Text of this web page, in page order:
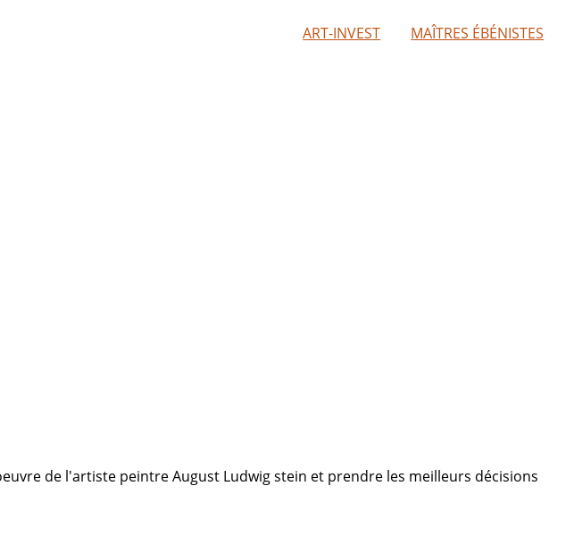
ART-INVEST MAÎTRES ÉBÉNISTES
de l'artiste peintre August Ludwig stein et prendre les meilleurs décisions